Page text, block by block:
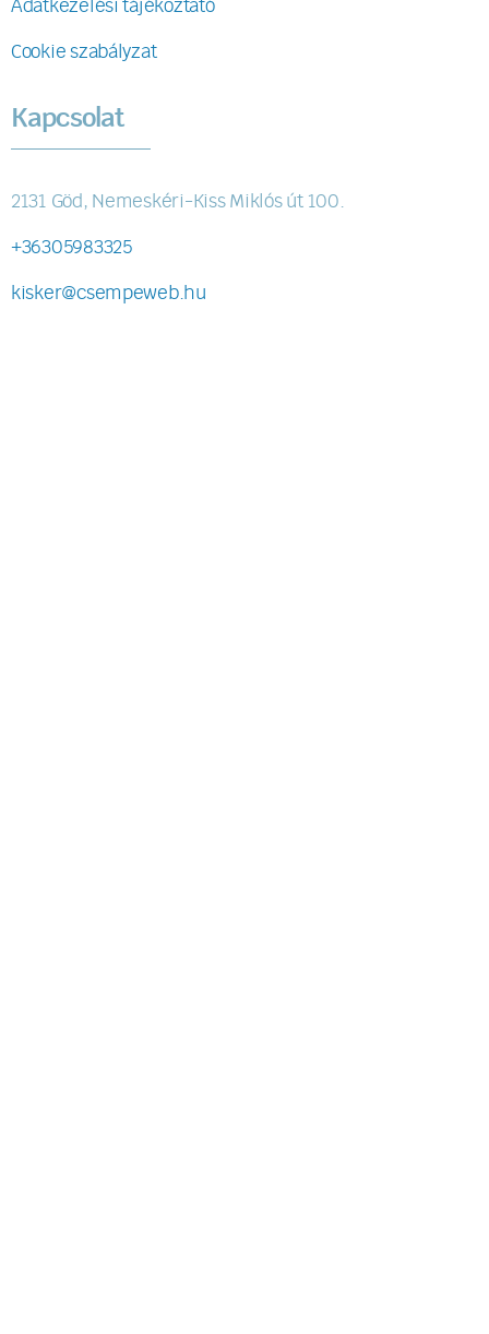
Adatkezelési tájékoztató
Cookie szabályzat
Kapcsolat
2131 Göd, Nemeskéri-Kiss Miklós út 100.
+36305983325
kisker@csempeweb.hu